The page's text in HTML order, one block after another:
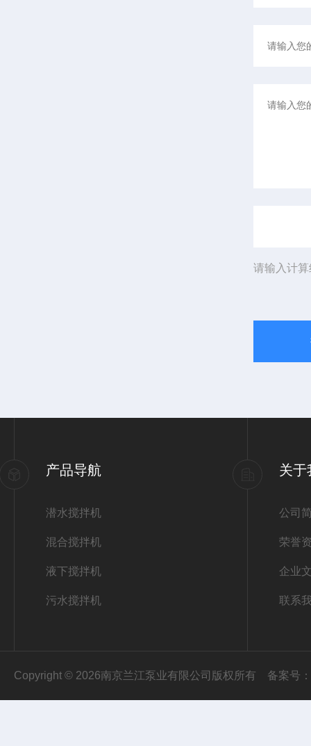
请输入计
产品导航
潜水搅拌机
混合搅拌机
液下搅拌机
污水搅拌机
关于
公司
荣誉
企业
联系
Copyright © 2026南京兰江泵业有限公司版权所有 备案号